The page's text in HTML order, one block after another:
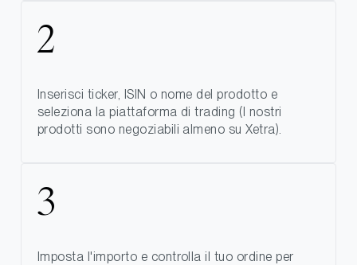
Inserisci ticker, ISIN o nome del prodotto e
seleziona la piattaforma di trading (I nostri
prodotti sono negoziabili almeno su Xetra).
Imposta l'importo e controlla il tuo ordine per